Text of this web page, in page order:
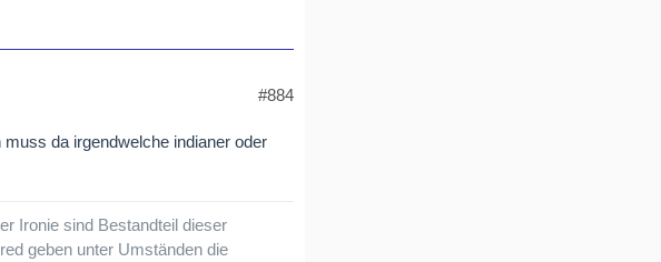
#884
da irgendwelche indianer oder
Ironie sind Bestandteil dieser
geben unter Umständen die